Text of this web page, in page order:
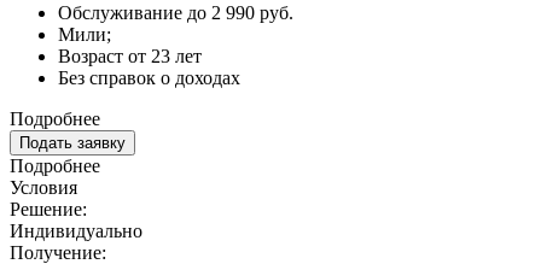
Обслуживание до 2 990 руб.
Мили;
Возраст от 23 лет
Без справок о доходах
Подробнее
Подать заявку
Подробнее
Условия
Решение:
Индивидуально
Получение: